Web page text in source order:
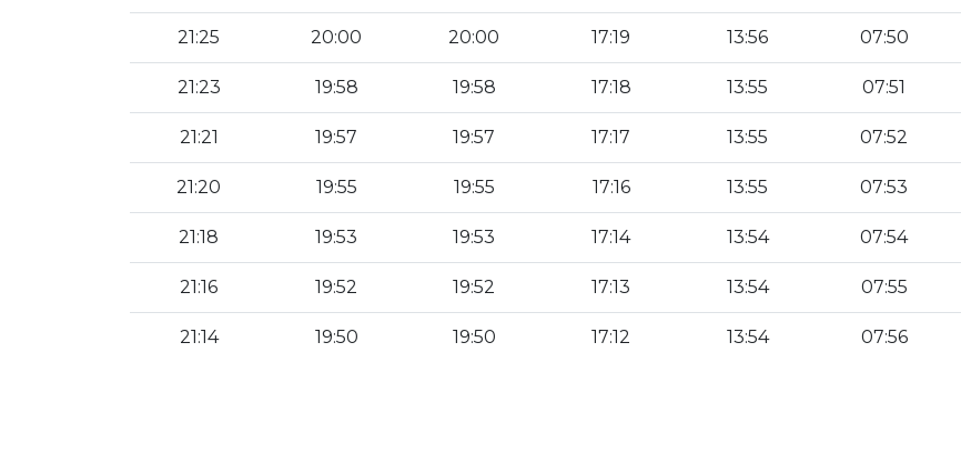
07:50
13:56
17:19
20:00
20:00
21:25
07:51
13:55
17:18
19:58
19:58
21:23
07:52
13:55
17:17
19:57
19:57
21:21
07:53
13:55
17:16
19:55
19:55
21:20
07:54
13:54
17:14
19:53
19:53
21:18
07:55
13:54
17:13
19:52
19:52
21:16
07:56
13:54
17:12
19:50
19:50
21:14